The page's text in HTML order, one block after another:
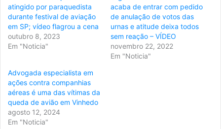
atingido por paraquedista
durante festival de aviação
em SP; vídeo flagrou a cena
outubro 8, 2023
Em "Noticia"
acaba de entrar com pedido
de anulação de votos das
urnas e atitude deixa todos
sem reação – VÍDEO
novembro 22, 2022
Em "Noticia"
Advogada especialista em
ações contra companhias
aéreas é uma das vítimas da
queda de avião em Vinhedo
agosto 12, 2024
Em "Noticia"